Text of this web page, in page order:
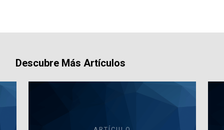
Descubre Más Artículos